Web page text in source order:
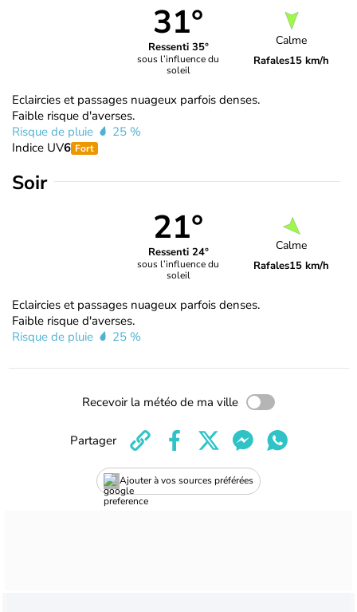
31°
Ressenti 35°
sous l’influence du
soleil
Calme
Rafales15 km/h
Eclaircies et passages nuageux parfois denses.
Faible risque d'averses.
Risque de pluie
25 %
Indice UV6 Fort
Soir
21°
Ressenti 24°
sous l’influence du
soleil
Calme
Rafales15 km/h
Eclaircies et passages nuageux parfois denses.
Faible risque d'averses.
Risque de pluie
25 %
Recevoir la météo de ma ville
Ajouter à vos sources préférées
Partager